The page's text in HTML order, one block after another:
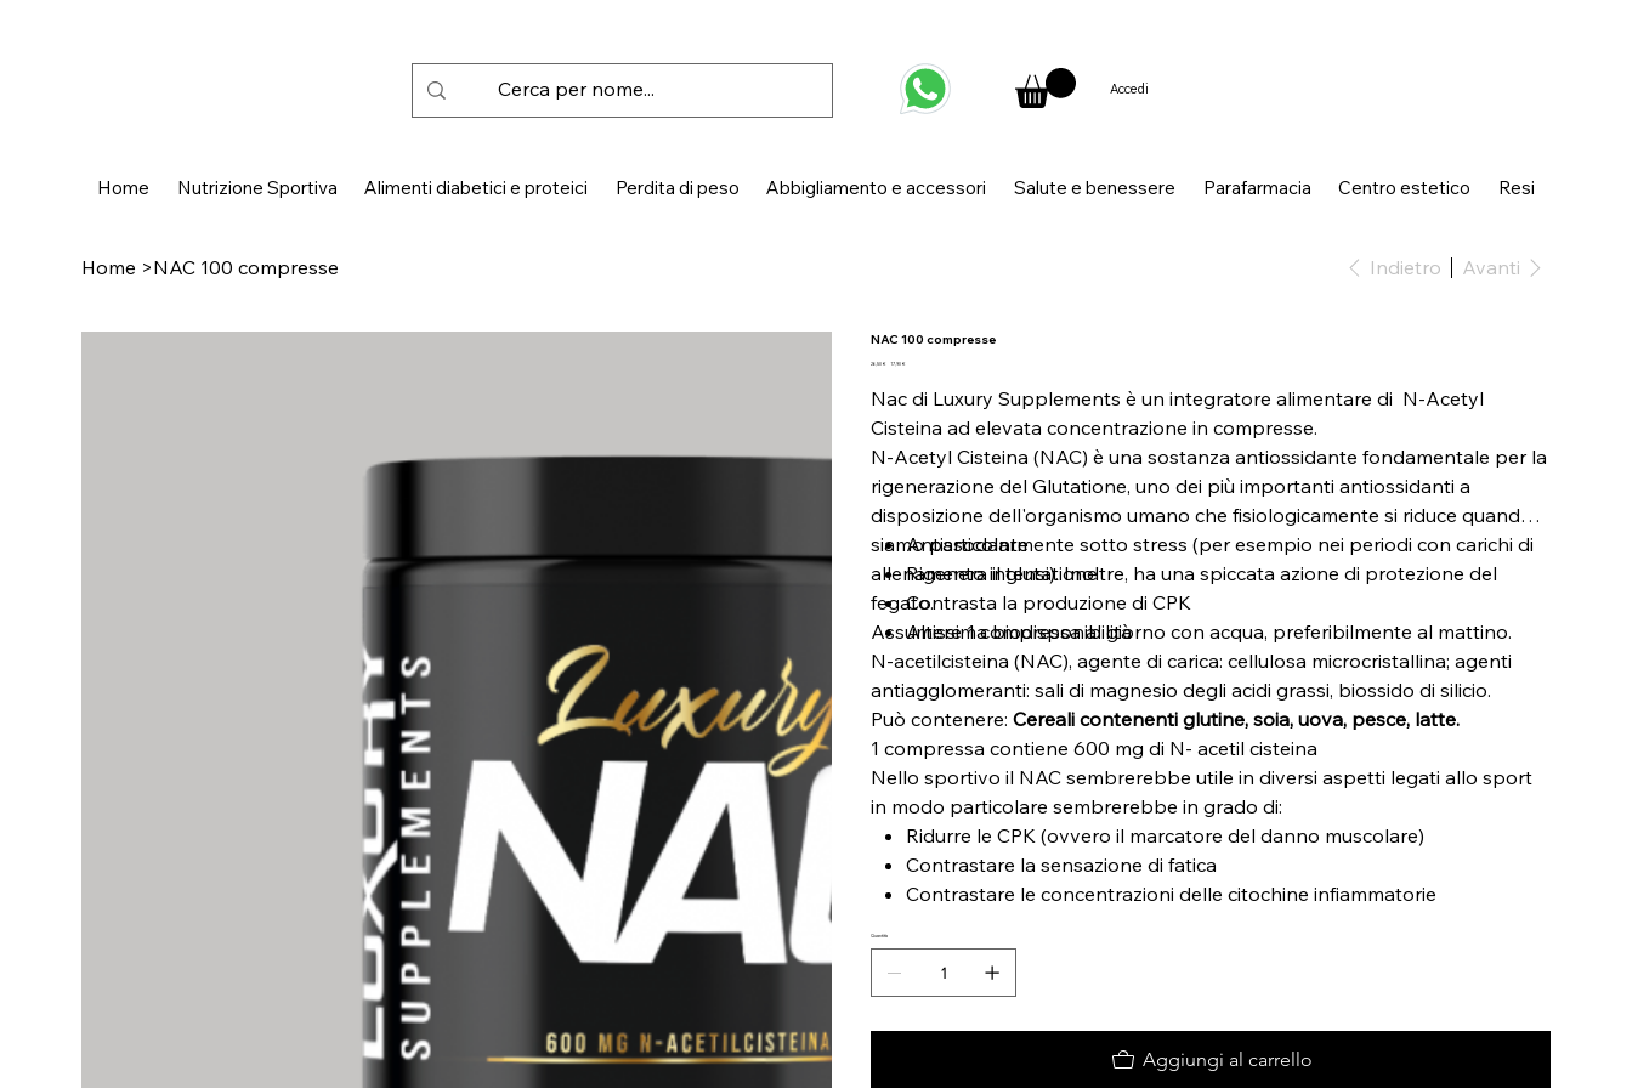
Home Nutrizione Sportiva Alimenti diabetici e proteici Perdita di peso Abbigliamento e accessori Salute e benessere Parafarmacia Centro estetico Resi
Accedi
Home >NAC 100 compresse Indietro Avanti
NAC 100 compresse
Prezzo
26,50 €
Prezzo
17,90 €
Nac di Luxury Supplements è un integratore alimentare di N-Acetyl
Cisteina ad elevata concentrazione in compresse.
N-Acetyl Cisteina (NAC) è una sostanza antiossidante fondamentale per la
rigenerazione del Glutatione, uno dei più importanti antiossidanti a
disposizione dell'organismo umano che fisiologicamente si riduce quando
siamo particolarmente sotto stress (per esempio nei periodi con carichi di
allenamento intensi). Inoltre, ha una spiccata azione di protezione del
fegato.
Antissodante
Rigenera il glutatione
Contrasta la produzione di CPK
Altissima biodisponibilità
Assumere 1 compressa al giorno con acqua, preferibilmente al mattino.
N-acetilcisteina (NAC), agente di carica: cellulosa microcristallina; agenti
antiagglomeranti: sali di magnesio degli acidi grassi, biossido di silicio.
Può contenere:Cereali contenenti glutine, soia, uova, pesce, latte.
1 compressa contiene 600 mg di N- acetil cisteina
Nello sportivo il NAC sembrerebbe utile in diversi aspetti legati allo sport
in modo particolare sembrerebbe in grado di:
Ridurre le CPK (ovvero il marcatore del danno muscolare)
Contrastare la sensazione di fatica
Contrastare le concentrazioni delle citochine infiammatorie
Quantità
Aggiungi al carrello